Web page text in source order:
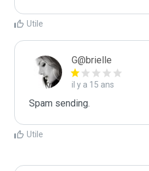
Utile
G@brielle
il y a 15 ans
Spam sending.
Utile